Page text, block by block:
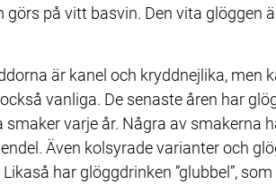
görs på vitt basvin. Den vita glöggen
är kanel och kryddnejlika, men
vanliga. De senaste åren har
varje år. Några av smakerna
Även kolsyrade varianter och
har glöggdrinken ”glubbel”,